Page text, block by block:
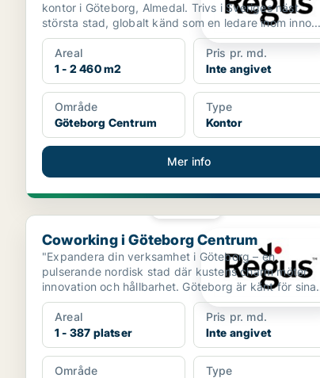
kontor i Göteborg, Almedal. Trivs i Sveriges näst
största stad, globalt känd som en ledare inom inno...
Areal
1 - 2 460 m2
Pris pr. md.
Inte angivet
Område
Göteborg Centrum
Type
Kontor
Mer info
Coworking i Göteborg Centrum
Coworking i Göteborg Centrum
"Expandera din verksamhet i Göteborg – en
pulserande nordisk stad där kustens charm möter
innovation och hållbarhet. Göteborg är känt för sina
historiska sta...
Areal
1 - 387 platser
Pris pr. md.
Inte angivet
Område
Type